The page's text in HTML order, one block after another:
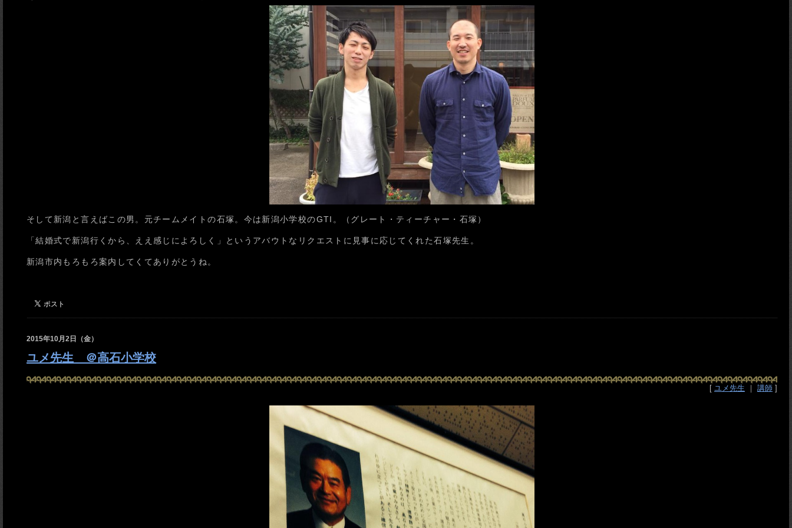
そして新潟と言えばこの男。元チームメイトの石塚。今は新潟小学校のGTI。（グレート・ティーチャー・石塚）
「結婚式で新潟行くから、ええ感じによろしく」というアバウトなリクエストに見事に応じてくれた石塚先生。
新潟市内もろもろ案内してくてありがとうね。
2015年10月2日（金）
ユメ先生 ＠高石小学校
[ ユメ先生 ｜ 講師 ]